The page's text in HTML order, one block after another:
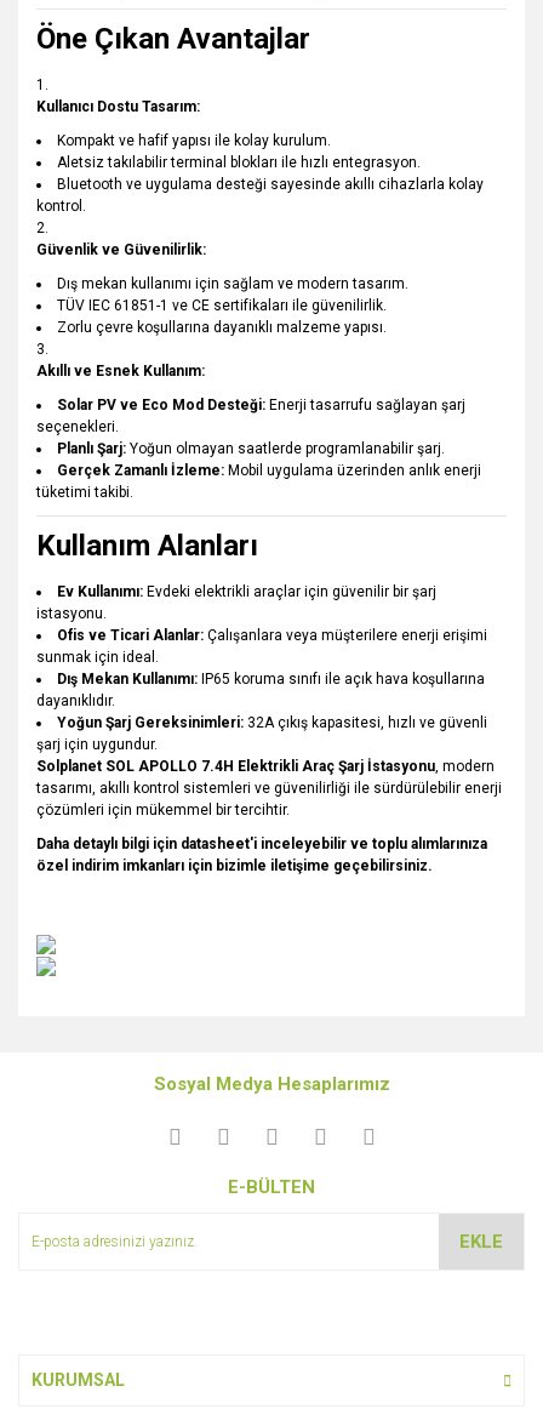
Öne Çıkan Avantajlar
Kullanıcı Dostu Tasarım:
Kompakt ve hafif yapısı ile kolay kurulum.
Aletsiz takılabilir terminal blokları ile hızlı entegrasyon.
Bluetooth ve uygulama desteği sayesinde akıllı cihazlarla kolay
kontrol.
Güvenlik ve Güvenilirlik:
Dış mekan kullanımı için sağlam ve modern tasarım.
TÜV IEC 61851-1 ve CE sertifikaları ile güvenilirlik.
Zorlu çevre koşullarına dayanıklı malzeme yapısı.
Akıllı ve Esnek Kullanım:
Solar PV ve Eco Mod Desteği: Enerji tasarrufu sağlayan şarj
seçenekleri.
Planlı Şarj: Yoğun olmayan saatlerde programlanabilir şarj.
Gerçek Zamanlı İzleme: Mobil uygulama üzerinden anlık enerji
tüketimi takibi.
Kullanım Alanları
Ev Kullanımı: Evdeki elektrikli araçlar için güvenilir bir şarj
istasyonu.
Ofis ve Ticari Alanlar: Çalışanlara veya müşterilere enerji erişimi
sunmak için ideal.
Dış Mekan Kullanımı: IP65 koruma sınıfı ile açık hava koşullarına
dayanıklıdır.
Yoğun Şarj Gereksinimleri: 32A çıkış kapasitesi, hızlı ve güvenli
şarj için uygundur.
Solplanet SOL APOLLO 7.4H Elektrikli Araç Şarj İstasyonu, modern
tasarımı, akıllı kontrol sistemleri ve güvenilirliği ile sürdürülebilir enerji
çözümleri için mükemmel bir tercihtir.
Daha detaylı bilgi için datasheet'i inceleyebilir ve toplu alımlarınıza
özel indirim imkanları için bizimle iletişime geçebilirsiniz.
kullanarak tarafımıza iletebilirsiniz.
Görüş ve önerileriniz için teşekkür ederiz.
Ürün açıklamasında eksik bilgiler bulunuyor.
Sosyal Medya Hesaplarımız
E-BÜLTEN
EKLE
KURUMSAL